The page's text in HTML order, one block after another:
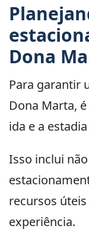
Dona
Para garantir
Dona Marta,
ida e a
Isso inclui
recursos
experiência.